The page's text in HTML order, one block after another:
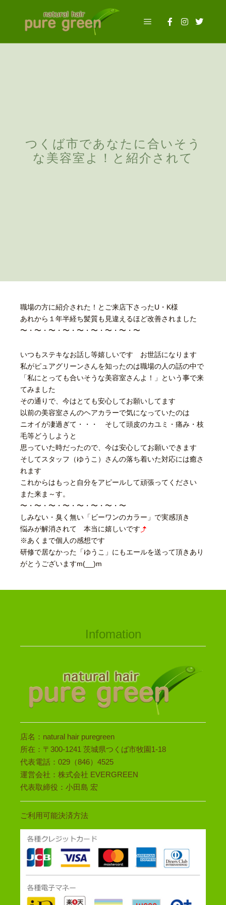
つくば市であなたに合いそう
な美容室よ！と紹介されて
職場の方に紹介された！とご来店下さったU・K様
あれから１年半経ち髪質も見違えるほど改善されました
〜・〜・〜・〜・〜・〜・〜・〜・〜
いつもステキなお話し等嬉しいです お世話になります
私がピュアグリーンさんを知ったのは職場の人の話の中で
「私にとっても合いそうな美容室さんよ！」という事で来
てみました
その通りで、今はとても安心してお願いしてます
以前の美容室さんのヘアカラーで気になっていたのは
ニオイが凄過ぎて・・・ そして頭皮のカユミ・痛み・枝
毛等どうしようと
思っていた時だったので、今は安心してお願いできます
そしてスタッフ（ゆうこ）さんの落ち着いた対応には癒さ
れます
これからはもっと自分をアピールして頑張ってください
また来ま～す。
〜・〜・〜・〜・〜・〜・〜・〜
しみない・臭く無い「ビーワンのカラー」で実感頂き
悩みが解消されて 本当に嬉しいです
※あくまで個人の感想です
研修で居なかった「ゆうこ」にもエールを送って頂きあり
がとうございますm(__)m
Infomation
店名：natural hair puregreen
所在：〒300-1241 茨城県つくば市牧園1-18
代表電話：029（846）4525
運営会社：株式会社 EVERGREEN
代表取締役：小田島 宏
ご利用可能決済方法